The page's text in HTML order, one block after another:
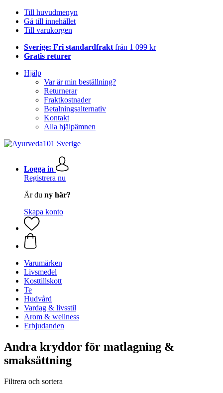
Till huvudmenyn
Gå till innehållet
Till varukorgen
Sverige: Fri standardfrakt från 1 099 kr
Gratis returer
Hjälp
Var är min beställning?
Returnerar
Fraktkostnader
Betalningsalternativ
Kontakt
Alla hjälpämnen
Logga in
Registrera nu
Är du ny här?
Skapa konto
Varumärken
Livsmedel
Kosttillskott
Te
Hudvård
Vardag & livsstil
Arom & wellness
Erbjudanden
Andra kryddor för matlagning &
smaksättning
Filtrera och sortera